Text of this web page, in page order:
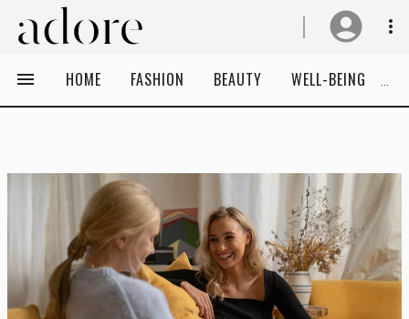
HOME FASHION BEAUTY WELL-BEING